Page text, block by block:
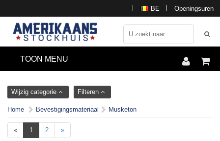
Openingsuren
BE
TOON MENU
Wijzig categorie Filteren
Home Bevestigingsmateriaal Musketon
« 1 2 »